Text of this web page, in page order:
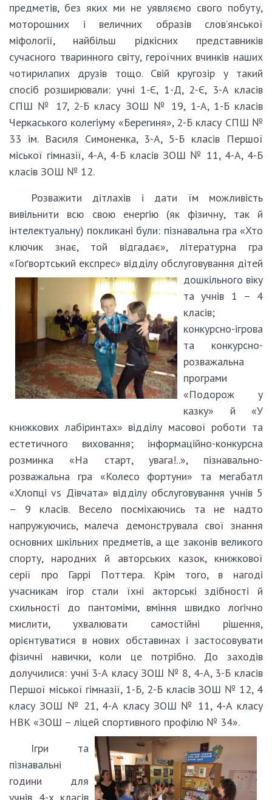
предметів, без яких ми не уявляємо свого побуту,
моторошних і величних образів слов’янської
міфології, найбільш рідкісних представників
сучасного тваринного світу, героїчних вчинків наших
чотирилапих друзів тощо. Свій кругозір у такий
спосіб розширювали: учні 1-Є, 1-Д, 2-Є, 3-А класів
СПШ № 17, 2-Б класу ЗОШ № 19, 1-А, 1-Б класів
Черкаського колегіуму «Берегиня», 2-Б класу СПШ №
33 ім. Василя Симоненка, 3-А, 5-Б класів Першої
міської гімназії, 4-А, 4-Б класів ЗОШ № 11, 4-А, 4-Б
класів ЗОШ № 12.
Розважити дітлахів і дати їм можливість
вивільнити всю свою енергію (як фізичну, так й
інтелектуальну) покликані були: пізнавальна гра «Хто
ключик знає, той відгадає», літературна гра
«Гоґвортський експрес» відділу обслуговування дітей
дошкільного віку
та учнів 1 – 4
класів;
конкурсно-ігрова
та конкурсно-
розважальна
програми
«Подорож у
казку» й «У
книжкових лабіринтах» відділу масової роботи та
естетичного виховання; інформаційно-конкурсна
розминка «На старт, увага!..», пізнавально-
розважальна гра «Колесо фортуни» та мегабатл
«Хлопці vs Дівчата» відділу обслуговування учнів 5
– 9 класів. Весело посміхаючись та не надто
напружуючись, малеча демонструвала свої знання
основних шкільних предметів, а ще законів великого
спорту, народних й авторських казок, книжкової
серії про Гаррі Поттера. Крім того, в нагоді
учасникам ігор стали їхні акторські здібності й
схильності до пантоміми, вміння швидко логічно
мислити, ухвалювати самостійні рішення,
орієнтуватися в нових обставинах і застосовувати
фізичні навички, коли це потрібно. До заходів
долучилися: учні 3-А класу ЗОШ № 8, 4-А, 3-Б класів
Першої міської гімназії, 1-Б, 2-Б класів ЗОШ № 12, 4
класу ЗОШ № 21, 4-А класу ЗОШ № 11, 4-А класу
НВК «ЗОШ – ліцей спортивного профілю № 34».
Ігри та
пізнавальні
години для